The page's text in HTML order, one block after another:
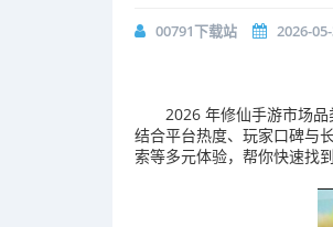
00791下载站 2026-
2026 年修仙手游市场品
结合平台热度、玩家口碑与
索等多元体验，帮你快速找